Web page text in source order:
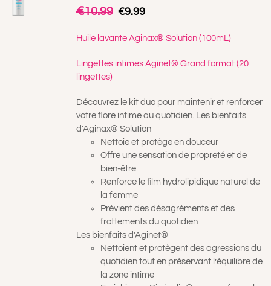
€10.99 Le
initial
€10.99.
€9.99Le
actuel
€9.99.
Huile lavante Aginax® Solution (100mL)
Lingettes intimes Aginet® Grand format (20
lingettes)
Découvrez le kit duo pour maintenir et renforcer
votre flore intime au quotidien. Les bienfaits
d'Aginax® Solution
Nettoie et protège en douceur
Offre une sensation de propreté et de
bien-être
Renforce le film hydrolipidique naturel de
la femme
Prévient des désagréments et des
frottements du quotidien
Les bienfaits d'Aginet®
Nettoient et protègent des agressions du
quotidien tout en préservant l’équilibre de
la zone intime